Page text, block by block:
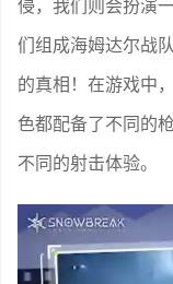
侵，我们则会扮演
们组成海姆达尔战
的真相！在游戏中
色都配备了不同的
不同的射击体验。